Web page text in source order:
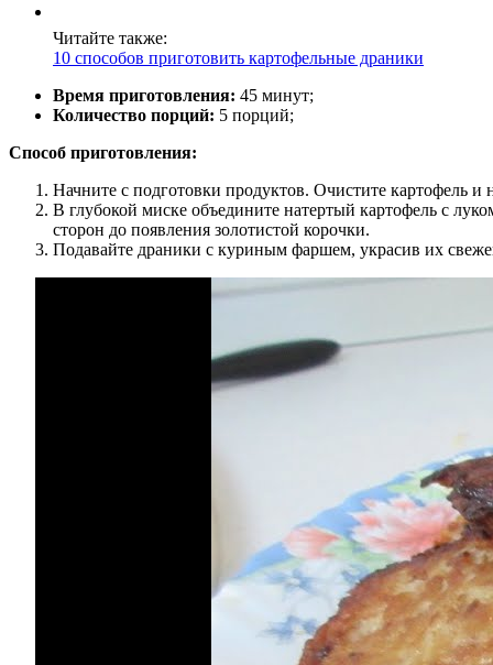
Читайте также:
10 способов приготовить картофельные драники
Время приготовления: 45 минут;
Количество порций: 5 порций;
Способ приготовления:
Начните с подготовки продуктов. Очистите картофель и
В глубокой миске объедините натертый картофель с
сторон до появления золотистой корочки.
Подавайте драники с куриным фаршем, украсив их